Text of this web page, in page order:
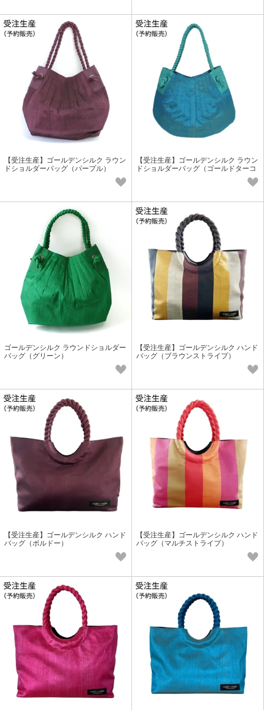
【受注生産】ゴールデンシルク ラウン
ドショルダーバッグ（パープル）
【受注生産】ゴールデンシルク ラウン
ドショルダーバッグ（ゴールドターコ
ゴールデンシルク ラウンドショルダー
バッグ（グリーン）
【受注生産】ゴールデンシルク ハンド
バッグ（ブラウンストライプ）
【受注生産】ゴールデンシルク ハンド
バッグ（ボルドー）
【受注生産】ゴールデンシルク ハンド
バッグ（マルチストライプ）